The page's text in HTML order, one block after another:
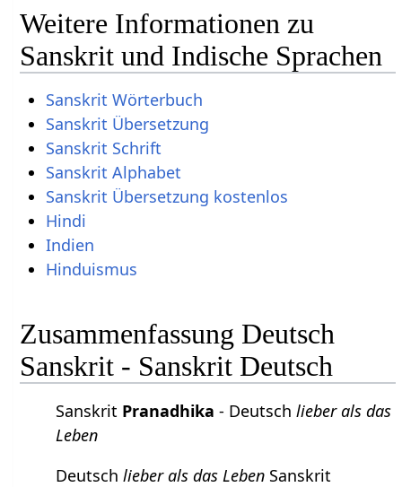
Weitere Informationen zu
Sanskrit und Indische Sprachen
Sanskrit Wörterbuch
Sanskrit Übersetzung
Sanskrit Schrift
Sanskrit Alphabet
Sanskrit Übersetzung kostenlos
Hindi
Indien
Hinduismus
Zusammenfassung Deutsch
Sanskrit - Sanskrit Deutsch
Sanskrit Pranadhika - Deutschlieber als das
Leben
Deutschlieber als das Leben Sanskrit